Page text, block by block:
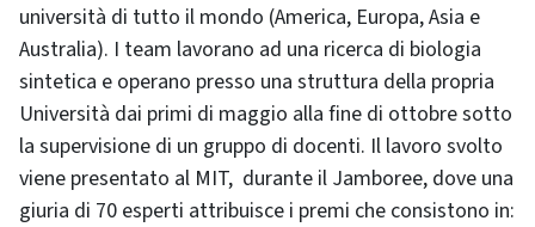
università di tutto il mondo (America, Europa, Asia e
Australia). I team lavorano ad una ricerca di biologia
sintetica e operano presso una struttura della propria
Università dai primi di maggio alla fine di ottobre sotto
la supervisione di un gruppo di docenti. Il lavoro svolto
viene presentato al MIT, durante il Jamboree, dove una
giuria di 70 esperti attribuisce i premi che consistono in: